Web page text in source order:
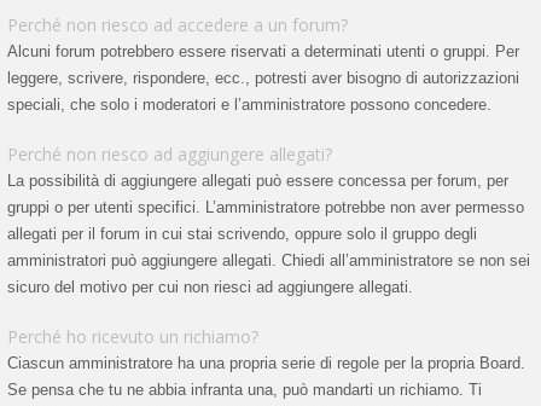
Perché non riesco ad accedere a un forum?
Alcuni forum potrebbero essere riservati a determinati utenti o gruppi. Per
leggere, scrivere, rispondere, ecc., potresti aver bisogno di autorizzazioni
speciali, che solo i moderatori e l’amministratore possono concedere.
Perché non riesco ad aggiungere allegati?
La possibilità di aggiungere allegati può essere concessa per forum, per
gruppi o per utenti specifici. L’amministratore potrebbe non aver permesso
allegati per il forum in cui stai scrivendo, oppure solo il gruppo degli
amministratori può aggiungere allegati. Chiedi all’amministratore se non sei
sicuro del motivo per cui non riesci ad aggiungere allegati.
Perché ho ricevuto un richiamo?
Ciascun amministratore ha una propria serie di regole per la propria Board.
Se pensa che tu ne abbia infranta una, può mandarti un richiamo. Ti